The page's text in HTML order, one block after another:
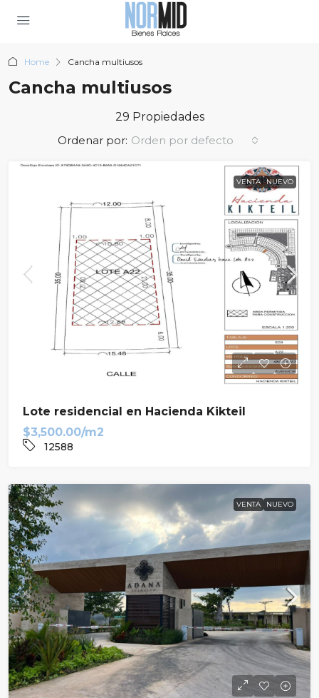
Home Cancha multiusos
Cancha multiusos
29 Propiedades
Ordenar por: Orden por defecto
VENTA NUEVO
Lote residencial en Hacienda Kikteil
$3,500.00/m2
12588
VENTA NUEVO